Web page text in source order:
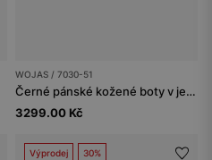
WOJAS / 7030-51
Černé pánské kožené boty v jednoduchém stylu
3299.00 Kč
Výprodej 30%